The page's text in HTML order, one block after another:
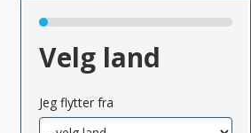
Velg land
Jeg flytter fra